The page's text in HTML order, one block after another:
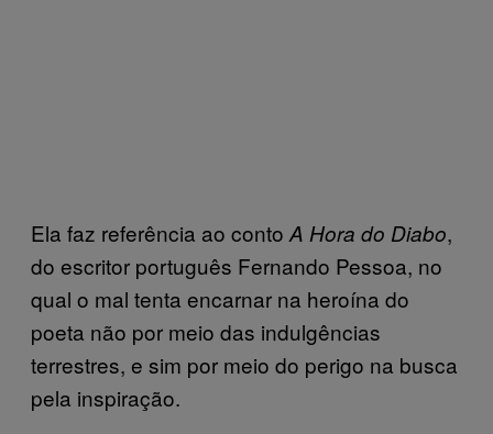
Ela faz referência ao conto A Hora do Diabo,
do escritor português Fernando Pessoa, no
qual o mal tenta encarnar na heroína do
poeta não por meio das indulgências
terrestres, e sim por meio do perigo na busca
pela inspiração.